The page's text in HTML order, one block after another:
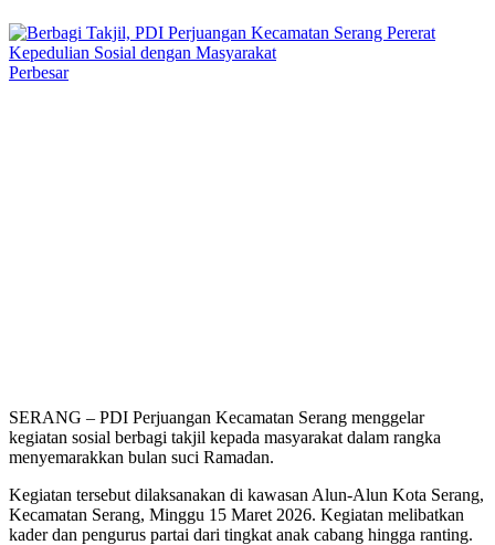
Perbesar
SERANG – PDI Perjuangan Kecamatan Serang menggelar
kegiatan sosial berbagi takjil kepada masyarakat dalam rangka
menyemarakkan bulan suci Ramadan.
Kegiatan tersebut dilaksanakan di kawasan Alun-Alun Kota Serang,
Kecamatan Serang, Minggu 15 Maret 2026. Kegiatan melibatkan
kader dan pengurus partai dari tingkat anak cabang hingga ranting.